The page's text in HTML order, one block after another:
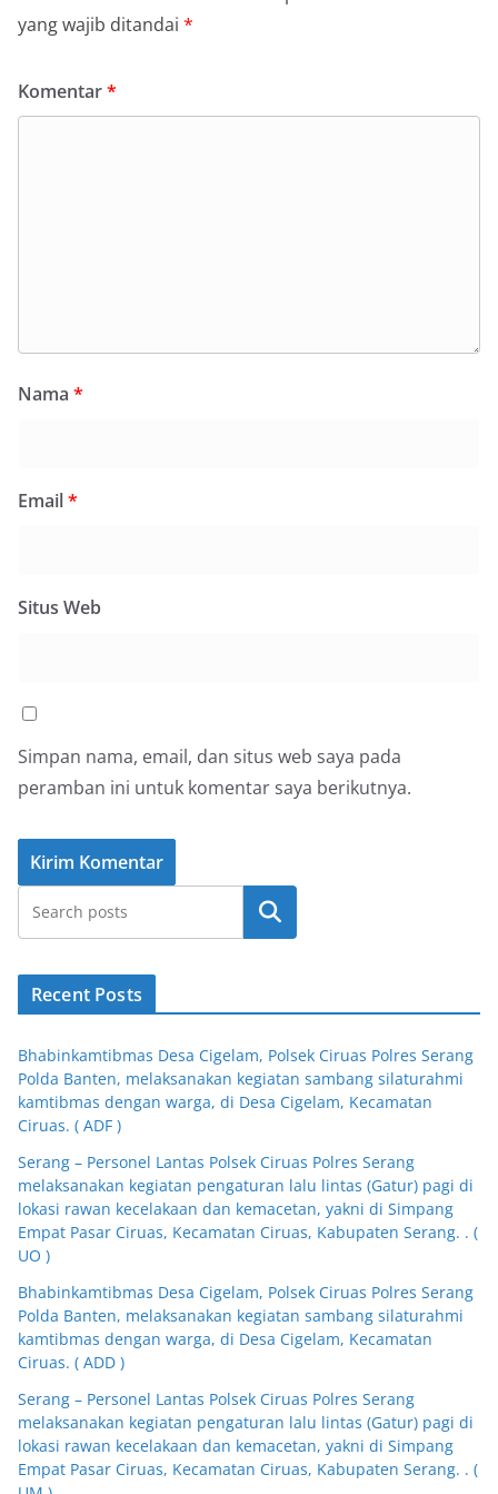
yang wajib ditandai *
Komentar*
Nama *
Email*
Situs Web
Simpan nama, email, dan situs web saya pada
peramban ini untuk komentar saya berikutnya.
Cari
Recent Posts
Bhabinkamtibmas Desa Cigelam, Polsek Ciruas Polres Serang
Polda Banten, melaksanakan kegiatan sambang silaturahmi
kamtibmas dengan warga, di Desa Cigelam, Kecamatan
Ciruas. ( ADF )
Serang – Personel Lantas Polsek Ciruas Polres Serang
melaksanakan kegiatan pengaturan lalu lintas (Gatur) pagi di
lokasi rawan kecelakaan dan kemacetan, yakni di Simpang
Empat Pasar Ciruas, Kecamatan Ciruas, Kabupaten Serang. . (
UO )
Bhabinkamtibmas Desa Cigelam, Polsek Ciruas Polres Serang
Polda Banten, melaksanakan kegiatan sambang silaturahmi
kamtibmas dengan warga, di Desa Cigelam, Kecamatan
Ciruas. ( ADD )
Serang – Personel Lantas Polsek Ciruas Polres Serang
melaksanakan kegiatan pengaturan lalu lintas (Gatur) pagi di
lokasi rawan kecelakaan dan kemacetan, yakni di Simpang
Empat Pasar Ciruas, Kecamatan Ciruas, Kabupaten Serang. . (